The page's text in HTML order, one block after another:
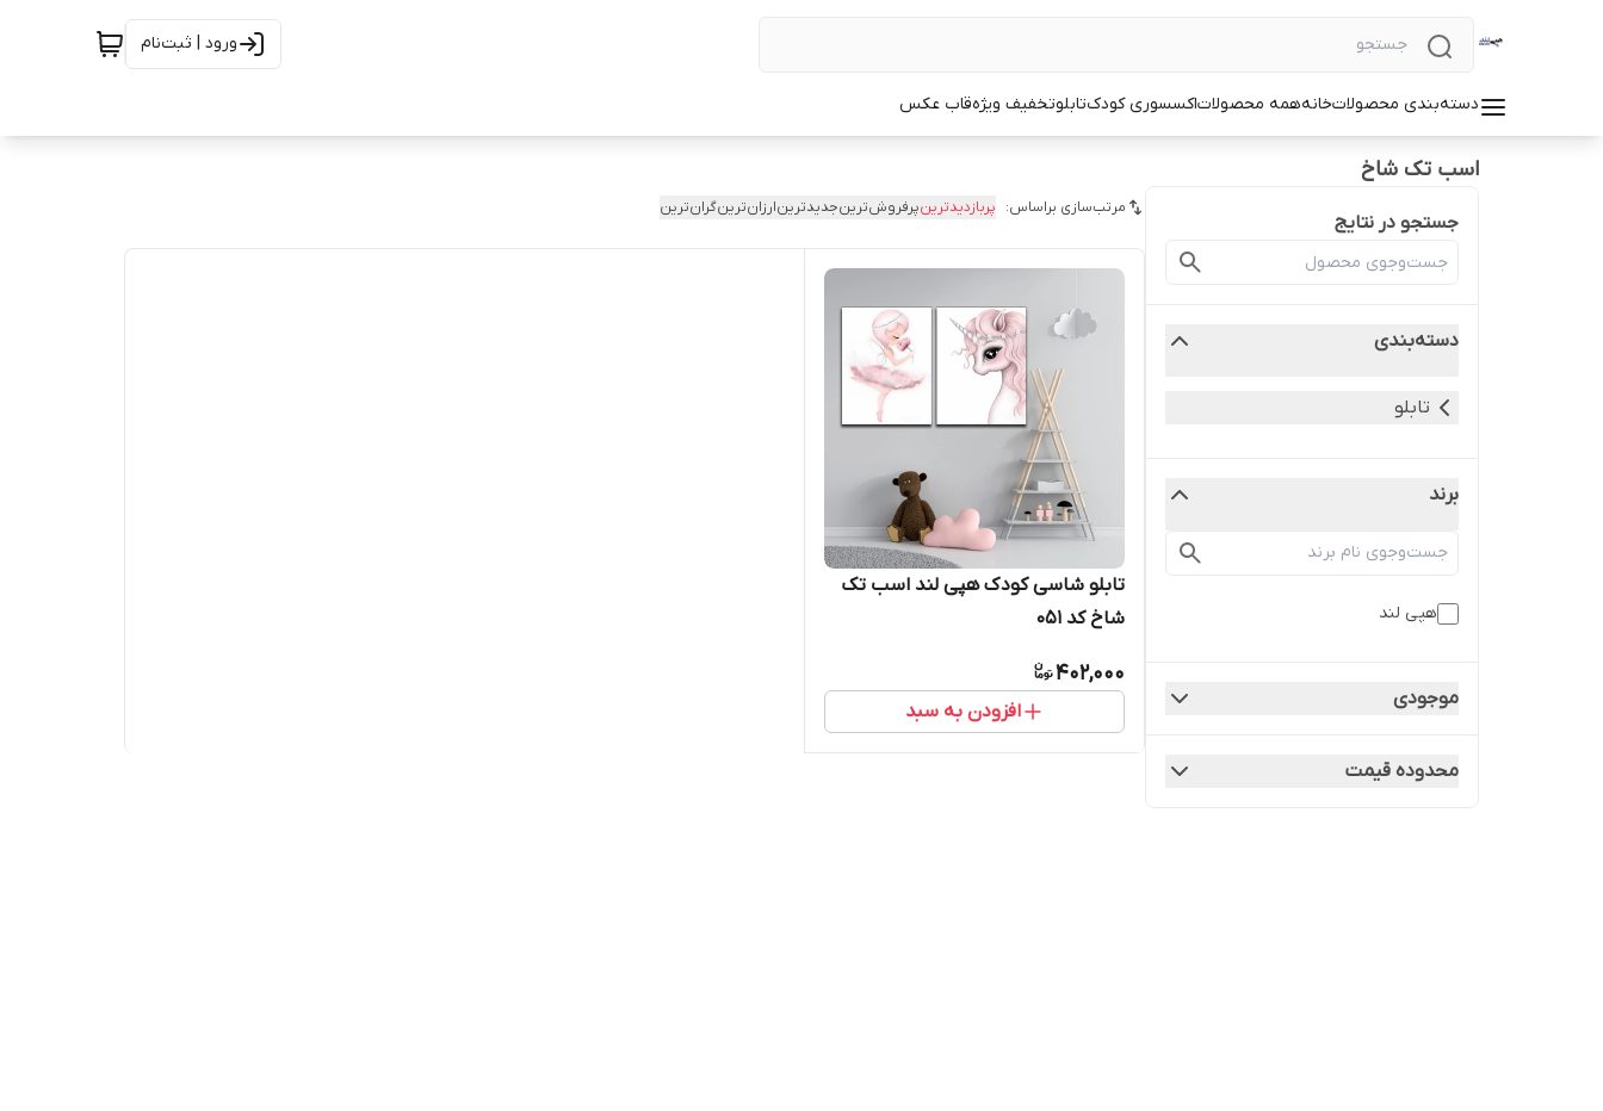
ورود | ثبت‌نام
دسته‌بندی محصولاتخانههمه محصولاتاکسسوری کودکتابلوتخفیف ویژهقاب عکس
اسب تک شاخ
جستجو در نتایج
دسته‌بندی
تابلو
برند
هپی لند
موجودی
محدوده قیمت
مرتب‌سازی براساس: پربازدیدترینپرفروش‌ترینجدیدترینارزان‌ترینگران‌ترین
تابلو شاسی کودک هپی لند اسب تک
شاخ کد 051
402,000
افزودن به سبد